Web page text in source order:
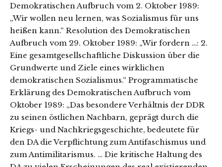
Demokratischen Aufbruch vom 2. Oktober 1989:
„Wir wollen neu lernen, was Sozialismus für uns
heißen kann.“ Resolution des Demokratischen
Aufbruch vom 29. Oktober 1989: „Wir fordern …: 2.
Eine gesamtgesellschaftliche Diskussion über die
Grundwerte und Ziele eines wirklichen
demokratischen Sozialismus.“ Programmatische
Erklärung des Demokratischen Aufbruch vom
Oktober 1989: „Das besondere Verhältnis der DDR
zu seinen östlichen Nachbarn, geprägt durch die
Kriegs- und Nachkriegsgeschichte, bedeutete für
den DA die Verpflichtung zum Antifaschismus und
zum Antimilitarismus. … Die kritische Haltung des